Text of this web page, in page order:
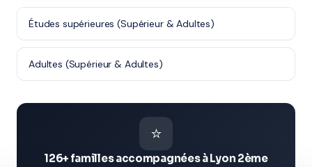
Études supérieures (Supérieur & Adultes)
Adultes (Supérieur & Adultes)
⭐
126+ familles accompagnées à Lyon 2ème